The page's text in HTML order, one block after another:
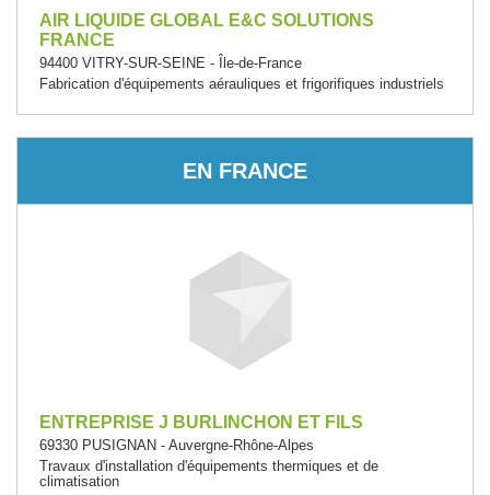
AIR LIQUIDE GLOBAL E&C SOLUTIONS
FRANCE
94400 VITRY-SUR-SEINE - Île-de-France
Fabrication d'équipements aérauliques et frigorifiques industriels
EN FRANCE
ENTREPRISE J BURLINCHON ET FILS
69330 PUSIGNAN - Auvergne-Rhône-Alpes
Travaux d'installation d'équipements thermiques et de
climatisation